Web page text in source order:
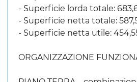
- Superficie lorda totale:
- Superficie netta totale:
- Superficie netta utile:
ORGANIZZAZIONE